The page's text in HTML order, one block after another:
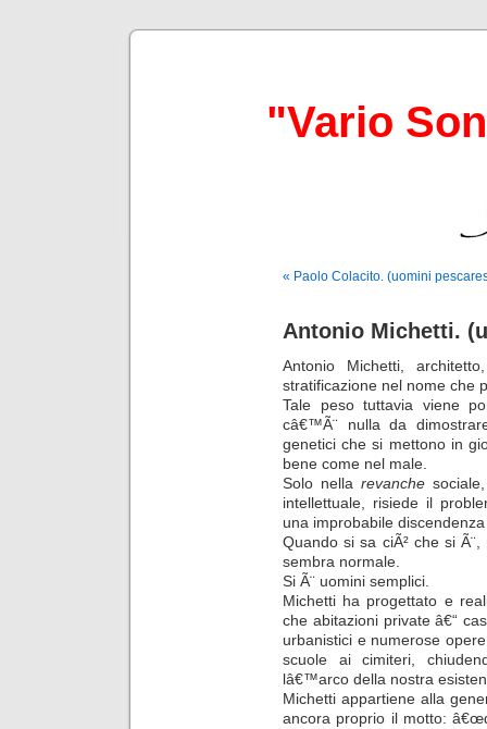
"Vario
« Paolo Colacito. (uomini
Antonio Michetti.
Antonio Michetti,
stratificazione nel nome che
Tale peso tuttavia viene
câ€™Ã¨ nulla da
genetici che si mettono in
bene come nel male.
Solo nella revanchesociale,
intellettuale, risiede il
una improbabile
Quando si sa ciÃ² che si
sembra normale.
Si Ã¨ uomini semplici.
Michetti ha progettato e
che abitazioni private â€“
urbanistici e numerose
scuole ai cimiteri,
lâ€™arco della nostra
Michetti appartiene alla
ancora proprio il motto: